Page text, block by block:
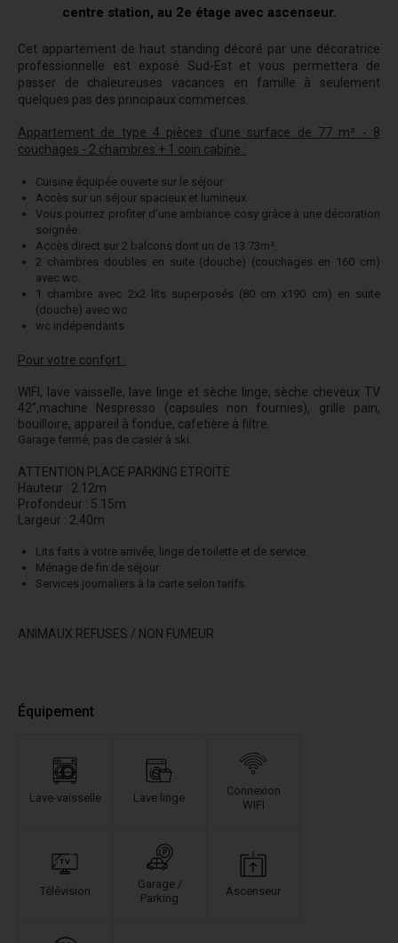
centre station, au 2e étage avec ascenseur.
Cet appartement de haut standing décoré par une décoratrice
professionnelle est exposé Sud-Est et vous permettera de
passer de chaleureuses vacances en famille à seulement
quelques pas des principaux commerces.
Appartement de type 4 pièces d'une surface de 77 m² - 8
couchages - 2 chambres + 1 coin cabine :
Cuisine équipée ouverte sur le séjour
Accès sur un séjour spacieux et lumineux
Vous pourrez profiter d'une ambiance cosy grâce à une décoration
soignée.
Accès direct sur 2 balcons dont un de 13.73m².
2 chambres doubles en suite (douche) (couchages en 160 cm)
avec wc.
1 chambre avec 2x2 lits superposés (80 cm x190 cm) en suite
(douche) avec wc
wc indépendants
Pour votre confort :
WIFI, lave vaisselle, lave linge et sèche linge, sèche cheveux TV
42'',machine Nespresso (capsules non fournies), grille pain,
bouilloire, appareil à fondue, cafetière à filtre.
Garage fermé, pas de casier à ski.
ATTENTION PLACE PARKING ETROITE
Hauteur : 2.12m
Profondeur : 5.15m
Largeur : 2.40m
Lits faits à votre arrivée, linge de toilette et de service.
Ménage de fin de séjour
Services journaliers à la carte selon tarifs.
ANIMAUX REFUSES / NON FUMEUR
Équipement
Lave-vaisselle Lave linge
Connexion
WIFI
Télévision
Garage /
Parking
Ascenseur